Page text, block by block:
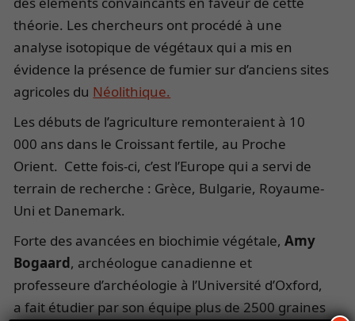
théorie. Les chercheurs ont procédé à une
analyse isotopique de végétaux qui a mis en
évidence la présence de fumier sur d’anciens sites
agricoles du Néolithique.
Les débuts de l’agriculture remonteraient à 10
000 ans dans le Croissant fertile, au Proche
Orient. Cette fois-ci, c’est l’Europe qui a servi de
terrain de recherche : Grèce, Bulgarie, Royaume-
Uni et Danemark.
Forte des avancées en biochimie végétale,Amy
Bogaard, archéologue canadienne et
professeure d’archéologie à l’Université d’Oxford,
a fait étudier par son équipe plus de 2500 graines